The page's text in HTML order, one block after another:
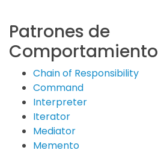
Patrones de
Comportamiento
Chain of Responsibility
Command
Interpreter
Iterator
Mediator
Memento